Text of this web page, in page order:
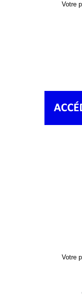
Votre
Votre